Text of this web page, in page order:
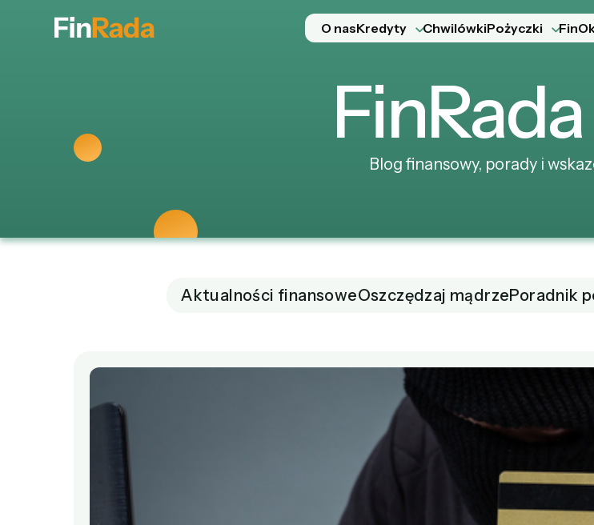
O nasKredyty ChwilówkiPożyczki
FinRada
Blog finansowy, porady i
Aktualności finansoweOszczędzaj mądrzePoradnik